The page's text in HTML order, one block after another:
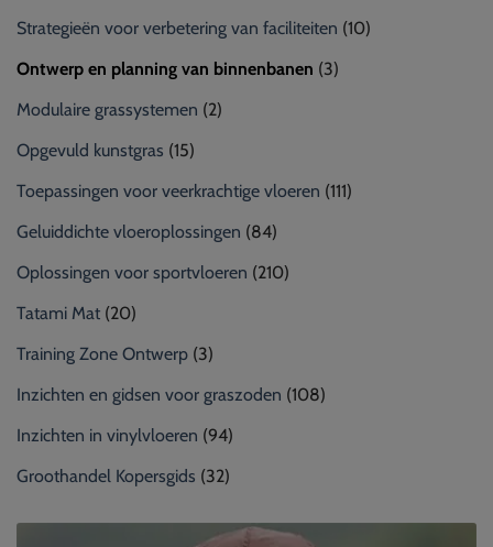
Strategieën voor verbetering van faciliteiten (10)
Ontwerp en planning van binnenbanen (3)
Modulaire grassystemen (2)
Opgevuld kunstgras (15)
Toepassingen voor veerkrachtige vloeren (111)
Geluiddichte vloeroplossingen (84)
Oplossingen voor sportvloeren (210)
Tatami Mat (20)
Training Zone Ontwerp (3)
Inzichten en gidsen voor graszoden (108)
Inzichten in vinylvloeren (94)
Groothandel Kopersgids (32)